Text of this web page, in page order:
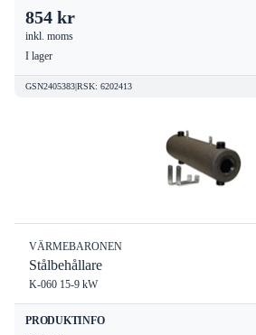
854 kr
inkl. moms
I lager
GSN2405383|RSK: 6202413
VÄRMEBARONEN
Stålbehållare
K-060 15-9 kW
PRODUKTINFO